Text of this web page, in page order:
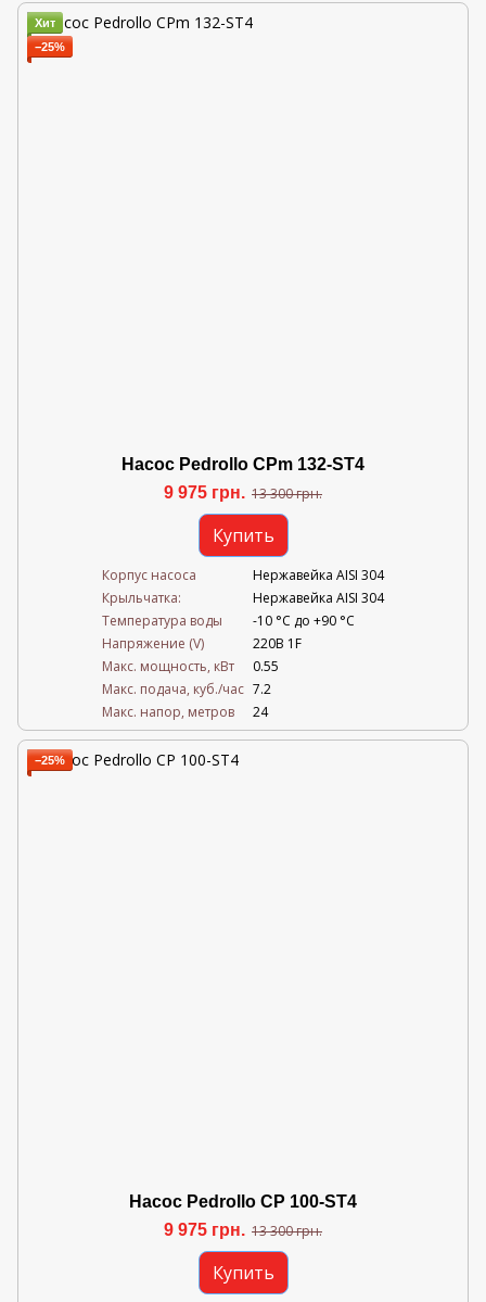
Хит
−25%
Насос Pedrollo CPm 132-ST4
9 975 грн. 13 300 грн.
Купить
Корпус насоса
Нержавейка AISI 304
Крыльчатка:
Нержавейка AISI 304
Температура воды
-10 °C до +90 °C
Напряжение (V)
220В 1F
Mакс. мощность, кВт
0.55
Mакс. подача, куб./час 7.2
Maкс. напор, метров
24
−25%
Насос Pedrollo CP 100-ST4
9 975 грн. 13 300 грн.
Купить